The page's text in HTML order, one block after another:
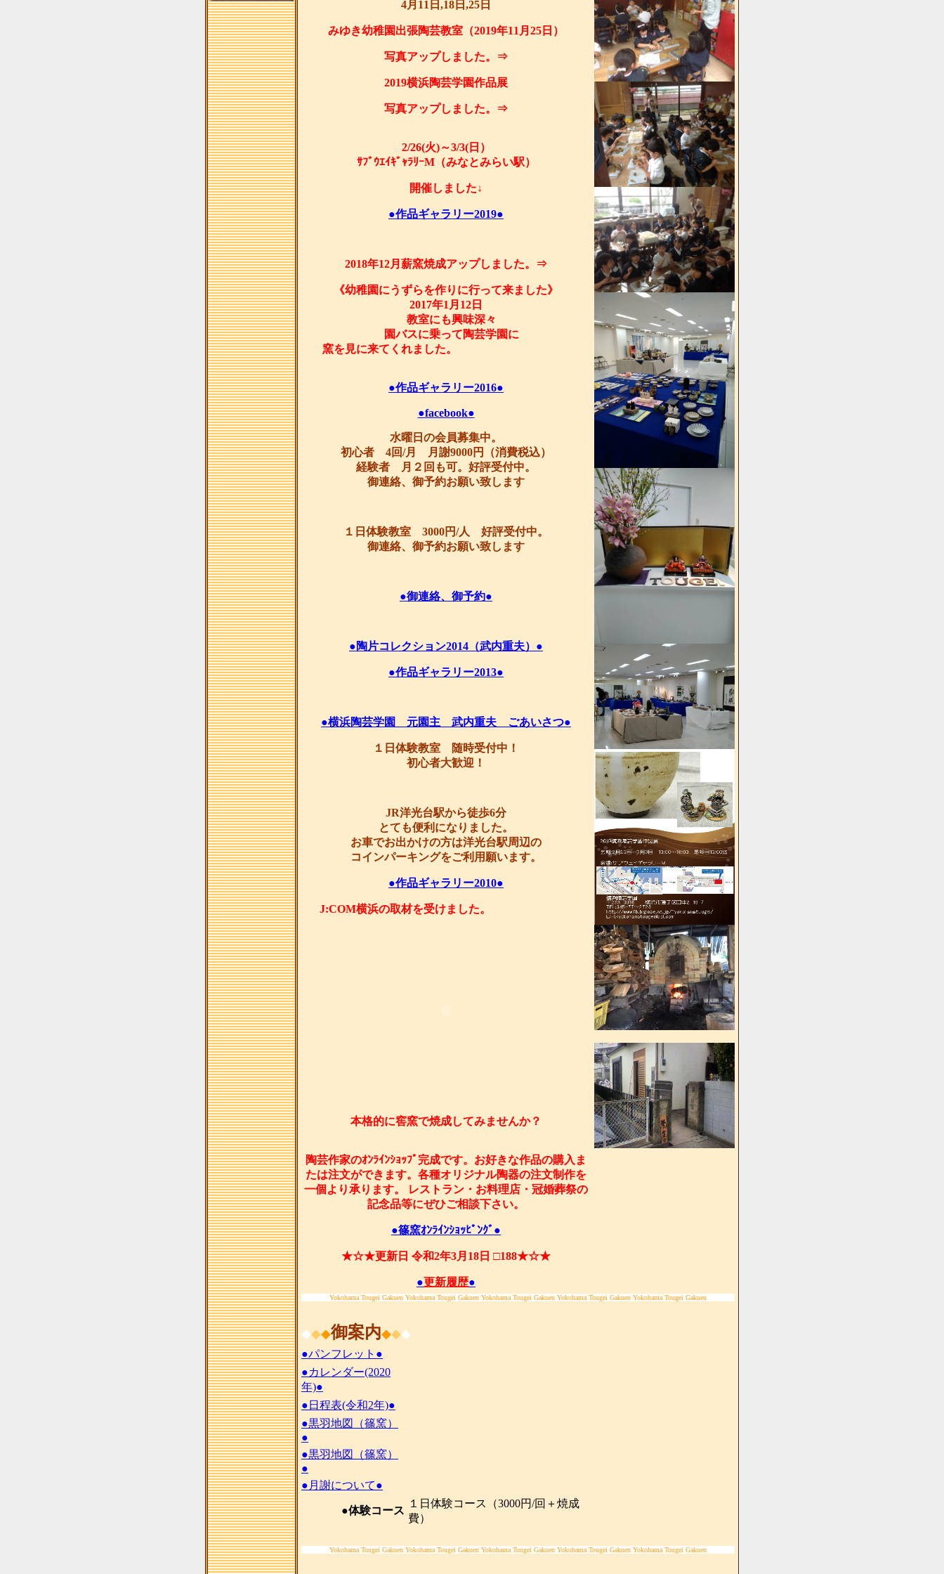
4月11日,18日,25日
みゆき幼稚園出張陶芸教室（2019年11月25日）
写真アップしました。⇒
2019横浜陶芸学園作品展
写真アップしました。⇒
2/26(火)～3/3(日）
ｻﾌﾞｳｴｲｷﾞｬﾗﾘｰM（みなとみらい駅）
開催しました↓
●作品ギャラリー2019●
2018年12月薪窯焼成アップしました。⇒
《幼稚園にうずらを作りに行って来ました》
2017年1月12日
教室にも興味深々
園バスに乗って陶芸学園に
窯を見に来てくれました。
●作品ギャラリー2016●
●facebook●
水曜日の会員募集中。
初心者 4回/月 月謝9000円（消費税込）
経験者 月２回も可。好評受付中。
御連絡、御予約お願い致します
１日体験教室 3000円/人 好評受付中。
御連絡、御予約お願い致します
●御連絡、御予約●
●陶片コレクション2014（武内重夫）●
●作品ギャラリー2013●
●横浜陶芸学園 元園主 武内重夫 ごあいさつ●
１日体験教室 随時受付中！
初心者大歓迎！
JR洋光台駅から徒歩6分
とても便利になりました。
お車でお出かけの方は洋光台駅周辺の
コインパーキングをご利用願います。
●作品ギャラリー2010●
J:COM横浜の取材を受けました。
本格的に窖窯で焼成してみませんか？
陶芸作家のｵﾝﾗｲﾝｼｮｯﾌﾟ完成です。お好きな作品の購入ま
たは注文ができます。各種オリジナル陶器の注文制作を
一個より承ります。 レストラン・お料理店・冠婚葬祭の
記念品等にぜひご相談下さい。
●篠窯ｵﾝﾗｲﾝｼｮｯﾋﾟﾝｸﾞ●
★☆★更新日 令和2年3月18日 □188★☆★
●更新履歴●
Yokohama Tougei Gakuen Yokohama Tougei Gakuen Yokohama Tougei Gakuen Yokohama Tougei Gakuen Yokohama Tougei Gakuen
◆◆◆御案内◆◆◆
●パンフレット●
●カレンダー(2020
年)●
●日程表(令和2年)●
●黒羽地図（篠窯）
●
●黒羽地図（篠窯）
●
●月謝について●
●体験コース
１日体験コース（3000円/回＋焼成
費）
Yokohama Tougei Gakuen Yokohama Tougei Gakuen Yokohama Tougei Gakuen Yokohama Tougei Gakuen Yokohama Tougei Gakuen